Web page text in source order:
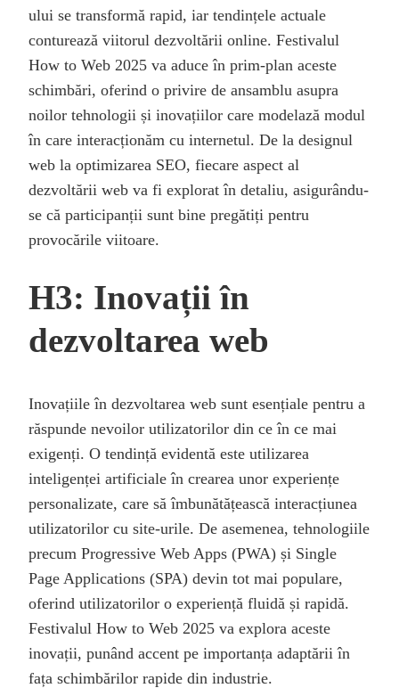
ului se transformă rapid, iar tendințele actuale
conturează viitorul dezvoltării online. Festivalul
How to Web 2025 va aduce în prim-plan aceste
schimbări, oferind o privire de ansamblu asupra
noilor tehnologii și inovațiilor care modelază modul
în care interacționăm cu internetul. De la designul
web la optimizarea SEO, fiecare aspect al
dezvoltării web va fi explorat în detaliu, asigurându-
se că participanții sunt bine pregătiți pentru
provocările viitoare.
H3: Inovații în
dezvoltarea web
Inovațiile în dezvoltarea web sunt esențiale pentru a
răspunde nevoilor utilizatorilor din ce în ce mai
exigenți. O tendință evidentă este utilizarea
inteligenței artificiale în crearea unor experiențe
personalizate, care să îmbunătățească interacțiunea
utilizatorilor cu site-urile. De asemenea, tehnologiile
precum Progressive Web Apps (PWA) și Single
Page Applications (SPA) devin tot mai populare,
oferind utilizatorilor o experiență fluidă și rapidă.
Festivalul How to Web 2025 va explora aceste
inovații, punând accent pe importanța adaptării în
fața schimbărilor rapide din industrie.